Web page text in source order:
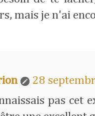
mais je n'ai
28
pas cet